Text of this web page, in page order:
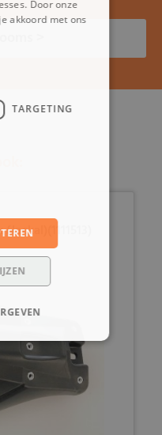
>
Door onze
akkoord met ons
TARGETING